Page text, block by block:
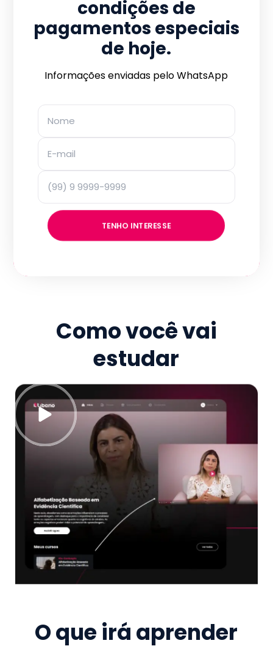
condições de
pagamentos especiais
de hoje.
Informações enviadas pelo WhatsApp
TENHO INTERESSE
Como você vai
estudar
O que irá aprender